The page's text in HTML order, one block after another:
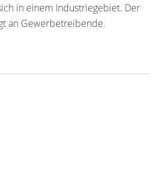
in einem Industriegebiet. Der
an Gewerbetreibende.